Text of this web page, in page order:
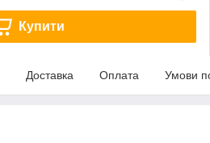
Купити
Доставка Оплата Умови